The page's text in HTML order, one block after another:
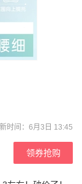
时间：6月3日 13:45
领券抢购